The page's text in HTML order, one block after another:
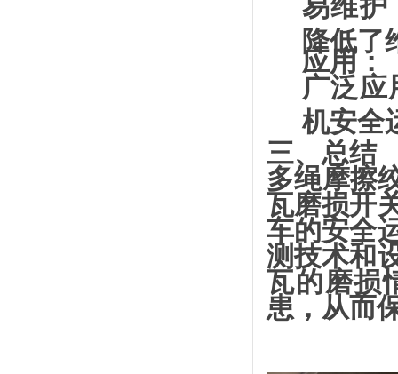
易维护
降低了
应用 ：
广泛应
机安全
三、总结
多绳摩擦
瓦磨损开
车的安全
测技术和
瓦的磨损
患，从而